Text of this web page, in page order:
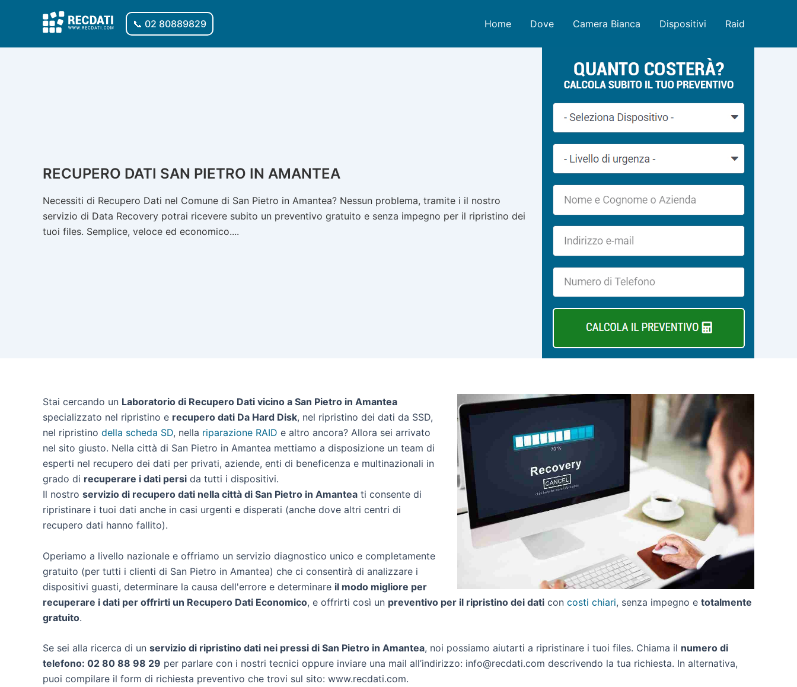
📞 02 80889829 Home Dove Camera Bianca Dispositivi Raid
RECUPERO DATI SAN PIETRO IN AMANTEA
Necessiti di Recupero Dati nel Comune di San Pietro in Amantea? Nessun problema, tramite i il nostro
servizio di Data Recovery potrai ricevere subito un preventivo gratuito e senza impegno per il ripristino dei
tuoi files. Semplice, veloce ed economico....
Stai cercando un Laboratorio di Recupero Dati vicino a San Pietro in Amantea
specializzato nel ripristino e recupero dati Da Hard Disk, nel ripristino dei dati da SSD,
nel ripristino della scheda SD, nella riparazione RAID e altro ancora? Allora sei arrivato
nel sito giusto. Nella città di San Pietro in Amantea mettiamo a disposizione un team di
esperti nel recupero dei dati per privati, aziende, enti di beneficenza e multinazionali in
grado di recuperare i dati persi da tutti i dispositivi.
Il nostro servizio di recupero dati nella città di San Pietro in Amantea ti consente di
ripristinare i tuoi dati anche in casi urgenti e disperati (anche dove altri centri di
recupero dati hanno fallito).
Operiamo a livello nazionale e offriamo un servizio diagnostico unico e completamente
gratuito (per tutti i clienti di San Pietro in Amantea) che ci consentirà di analizzare i
dispositivi guasti, determinare la causa dell'errore e determinare il modo migliore per
recuperare i dati per offrirti un Recupero Dati Economico, e offrirti così un preventivo per il ripristino dei dati con costi chiari, senza impegno e totalmente
gratuito.
Se sei alla ricerca di un servizio di ripristino dati nei pressi di San Pietro in Amantea, noi possiamo aiutarti a ripristinare i tuoi files. Chiama il numero di
telefono: 02 80 88 98 29 per parlare con i nostri tecnici oppure inviare una mail all’indirizzo: info@recdati.com descrivendo la tua richiesta. In alternativa,
puoi compilare il form di richiesta preventivo che trovi sul sito: www.recdati.com.